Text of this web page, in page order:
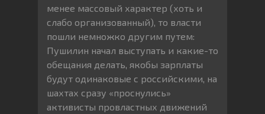
менее массовый характер (хоть и
слабо организованный), то власти
пошли немножко другим путем:
Пушилин начал выступать и какие-то
обещания делать, якобы зарплаты
будут одинаковые с российскими, на
шахтах сразу «проснулись»
активисты провластных движений